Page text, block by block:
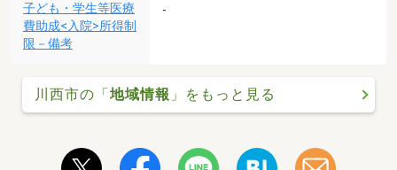
子ども・学生等医療
費助成<入院>所得制
限－備考
-
川西市の「地域情報 」をもっと見る